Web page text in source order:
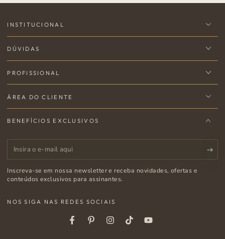
INSTITUCIONAL
DÚVIDAS
PROFISSIONAL
ÁREA DO CLIENTE
BENEFÍCIOS EXCLUSIVOS
Insira
o
e-
Inscreva-se em nossa newsletter e receba novidades, ofertas e
conteúdos exclusivos para assinantes.
NOS SIGA NAS REDES SOCIAIS
FacebookPinterestInstagramTiktokYoutube